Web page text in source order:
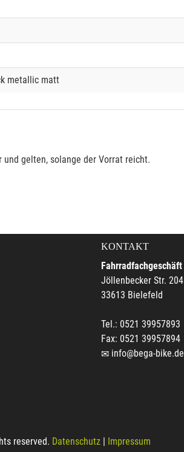
metallic matt
gelten, solange der Vorrat reicht.
KONTAKT
Jöllenbecker Str. 204
33613 Bielefeld
Tel.: 0521 39957893
Fax: 0521 39957894
info@bega-bike.de
reserved. Datenschutz| Impressum